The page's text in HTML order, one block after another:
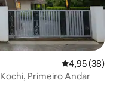
4,95 de uma
4,95 (38)
Um lugar tranquilo para ficar em Kochi, Primeiro Andar